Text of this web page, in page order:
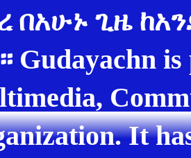
በአሁኑ ጊዜ
Gudayachn is
It